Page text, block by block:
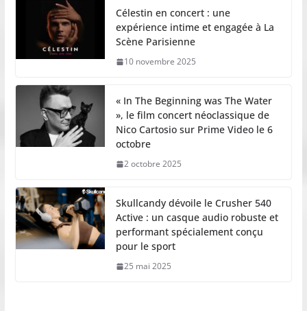
Célestin en concert : une
expérience intime et engagée à La
Scène Parisienne
10 novembre 2025
« In The Beginning was The Water
», le film concert néoclassique de
Nico Cartosio sur Prime Video le 6
octobre
2 octobre 2025
Skullcandy dévoile le Crusher 540
Active : un casque audio robuste et
performant spécialement conçu
pour le sport
25 mai 2025